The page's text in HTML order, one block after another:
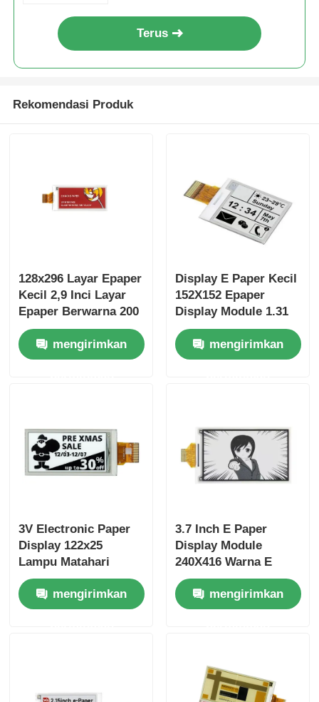
Terus
Rekomendasi Produk
128x296 Layar Epaper
Kecil 2,9 Inci Layar
Epaper Berwarna 200
Cd/M2
mengirimkan
Display E Paper Kecil
152X152 Epaper
Display Module 1.31
Inch Dengan
antarmuka SPI
mengirimkan
3V Electronic Paper
Display 122x25
Lampu Matahari
Membaca Layar Luar
2.13 Inchmengirimkan
3.7 Inch E Paper
Display Module
240X416 Warna E
Paper Display
mengirimkan